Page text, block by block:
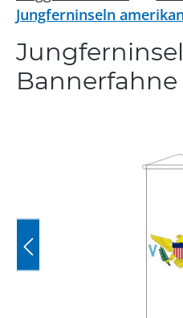
Jungferninseln
Bannerfahne
Bildergalerie